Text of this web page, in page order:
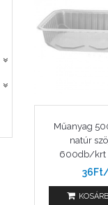
Műanyag
natúr
600db/krt